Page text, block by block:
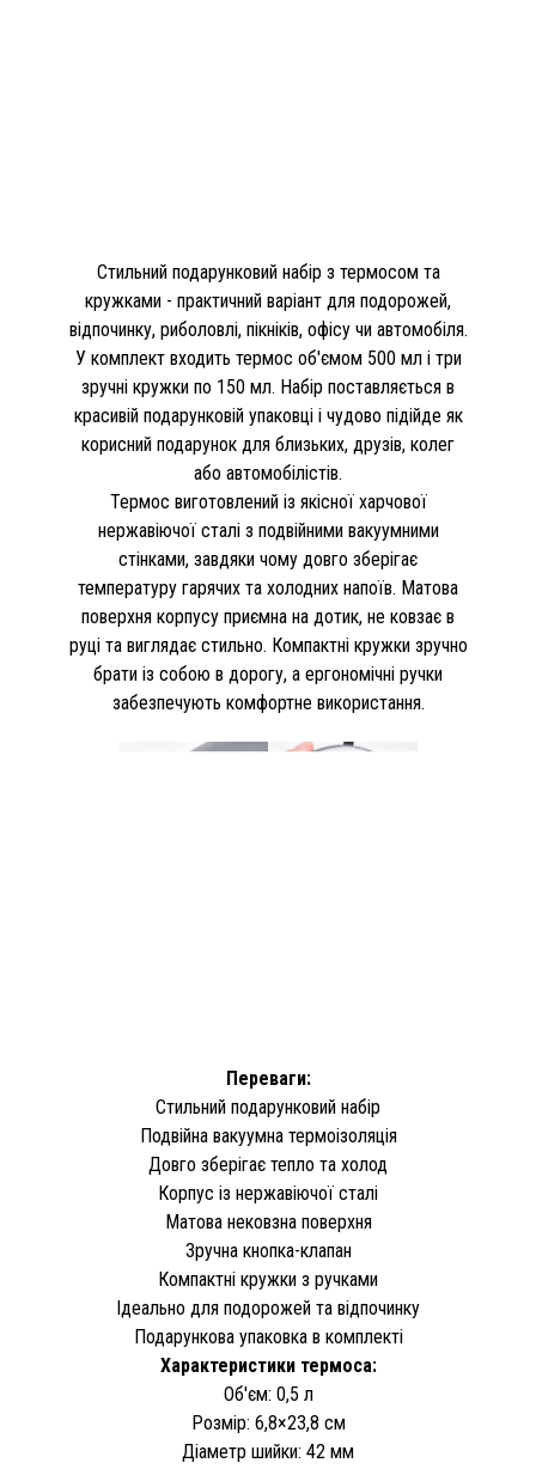
Стильний подарунковий набір з термосом та
кружками - практичний варіант для подорожей,
відпочинку, риболовлі, пікніків, офісу чи автомобіля.
У комплект входить термос об'ємом 500 мл і три
зручні кружки по 150 мл. Набір поставляється в
красивій подарунковій упаковці і чудово підійде як
корисний подарунок для близьких, друзів, колег
або автомобілістів.
Термос виготовлений із якісної харчової
нержавіючої сталі з подвійними вакуумними
стінками, завдяки чому довго зберігає
температуру гарячих та холодних напоїв. Матова
поверхня корпусу приємна на дотик, не ковзає в
руці та виглядає стильно. Компактні кружки зручно
брати із собою в дорогу, а ергономічні ручки
забезпечують комфортне використання.
Переваги:
Стильний подарунковий набір
Подвійна вакуумна термоізоляція
Довго зберігає тепло та холод
Корпус із нержавіючої сталі
Матова нековзна поверхня
Зручна кнопка-клапан
Компактні кружки з ручками
Ідеально для подорожей та відпочинку
Подарункова упаковка в комплекті
Характеристики термоса:
Об'єм: 0,5 л
Розмір: 6,8×23,8 см
Діаметр шийки: 42 мм